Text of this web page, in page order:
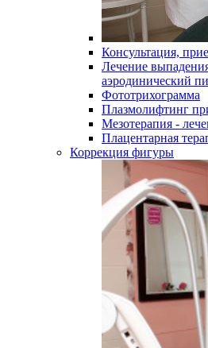
Консультация,
Лечение
аэродинический
Фототрихограмма
Плазмолифтинг
Мезотерапия -
Плацентарная
Коррекция фигуры